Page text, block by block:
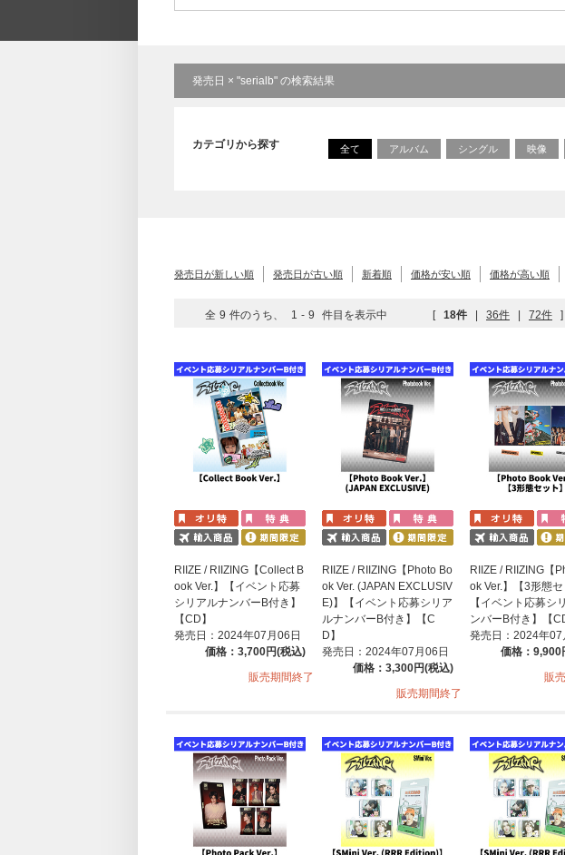
発売日 × "serialb" の検索結果
カテゴリから探す 全て アルバム シングル 映像
発売日が新しい順 発売日が古い順 新着順 価格が安い順 価格が高い順
全 9 件のうち、 1 - 9 件目を表示中 [ 18件 | 36件 | 72件 ]
RIIZE / RIIZING【Collect B
ook Ver.】【イベント応募
シリアルナンバーB付き】
【CD】
発売日：2024年07月06日
価格：3,700円(税込)
販売期間終了
RIIZE / RIIZING【Photo Bo
ok Ver. (JAPAN EXCLUSIV
E)】【イベント応募シリア
ルナンバーB付き】【C
D】
発売日：2024年07月06日
価格：3,300円(税込)
販売期間終了
RIIZE / RIIZING【
ok Ver.】【3形態セ
【イベント応募シ
ンバーB付き】【
発売日：2024年07
価格：9,900
販